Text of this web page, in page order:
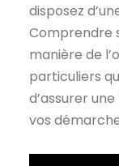
disposez
Comprendre
manière de
particuliers
d’assurer
vos